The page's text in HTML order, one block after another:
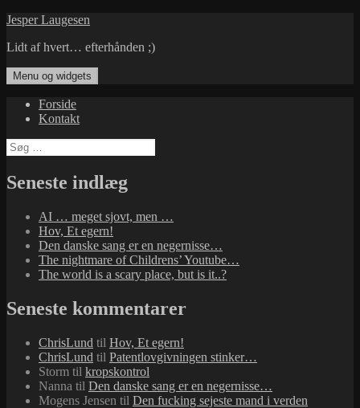
Hop
indhold
Jesper Laugesen
Lidt af hvert… efterhånden ;)
Menu og widgets
Forside
Kontakt
Søg
efter:
Seneste indlæg
AI … meget sjovt, men …
Hov, Et egern!
Den danske sang er en negernisse…
The nightmare of Childrens’ Youtube…
The world is a scary place, but is it..?
Seneste kommentarer
ChrisLund til Hov, Et egern!
ChrisLund til Patentlovgivningen stinker…
Storm til kropskontrol
Nanna til Den danske sang er en negernisse…
Mogens Jensen til Den fucking sejeste mand i verden